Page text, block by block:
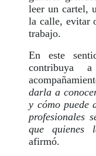
leer un cartel,
la calle, evitar
trabajo.
En este
contribuya
darla a
y cómo puede
profesionales
que quienes
afirmó.